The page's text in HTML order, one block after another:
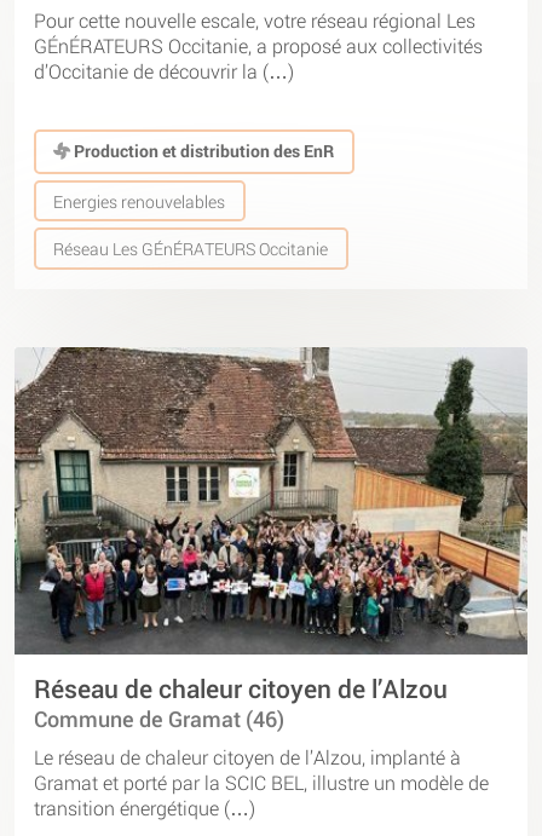
Pour cette nouvelle escale, votre réseau régional Les
GÉnÉRATEURS Occitanie, a proposé aux collectivités
d’Occitanie de découvrir la (…)
Production et distribution des EnR
Energies renouvelables
Réseau Les GÉnÉRATEURS Occitanie
Réseau de chaleur citoyen de l’Alzou
Commune de Gramat (46)
Le réseau de chaleur citoyen de l’Alzou, implanté à
Gramat et porté par la SCIC BEL, illustre un modèle de
transition énergétique (…)